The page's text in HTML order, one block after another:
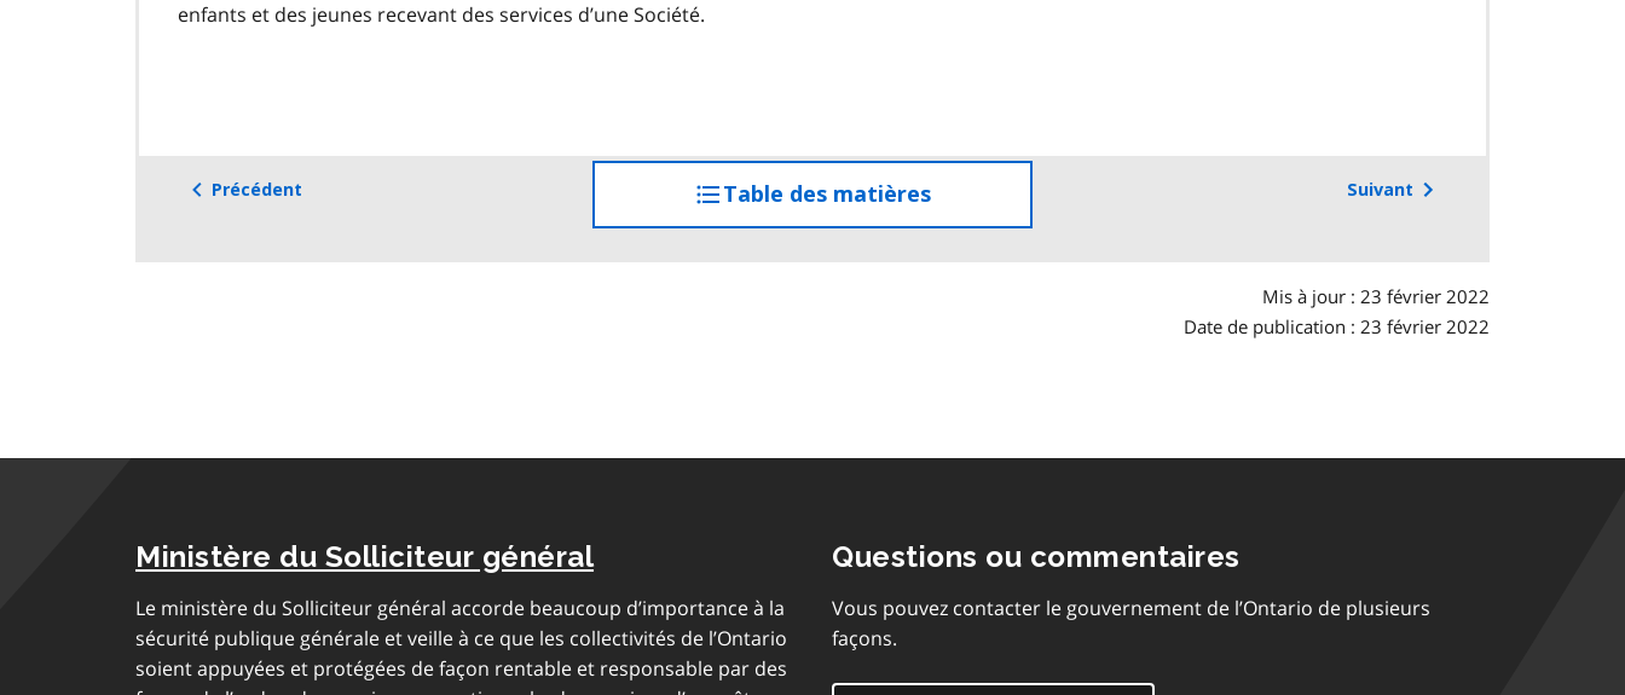
enfants et des jeunes recevant des services d’une Société.
Précédent Table des matièresaccéder
à
Suivant
Mis à jour : 23 février 2022
Date de publication : 23 février 2022
Ministère du Solliciteur général
Le ministère du Solliciteur général accorde beaucoup d’importance à la
sécurité publique générale et veille à ce que les collectivités de l’Ontario
soient appuyées et protégées de façon rentable et responsable par des
Questions ou commentaires
Vous pouvez contacter le gouvernement de l’Ontario de plusieurs
façons.